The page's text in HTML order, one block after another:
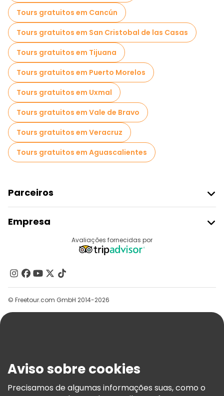
Tours gratuitos em Cancún
Tours gratuitos em San Cristobal de las Casas
Tours gratuitos em Tijuana
Tours gratuitos em Puerto Morelos
Tours gratuitos em Uxmal
Tours gratuitos em Vale de Bravo
Tours gratuitos em Veracruz
Tours gratuitos em Aguascalientes
Parceiros
Registo Do Fornecedor
Programa De Afiliados
Empresa
Contacte-Nos
Grupos
Ajuda
Termos E Informações Legais
Política De Cookies
Avaliações fornecidas por
© Freetour.com GmbH 2014-2026
Aviso sobre cookies
Precisamos de algumas informações suas, como o